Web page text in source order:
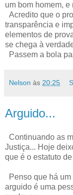
um bom homem,
Acredito que o
transparência e
elementos de
se chega à
Passem a bola
Nelson às 20:25
Arguido...
Continuando as
Justiça... Hoje
que é o estatuto
Penso que há
arguido é uma